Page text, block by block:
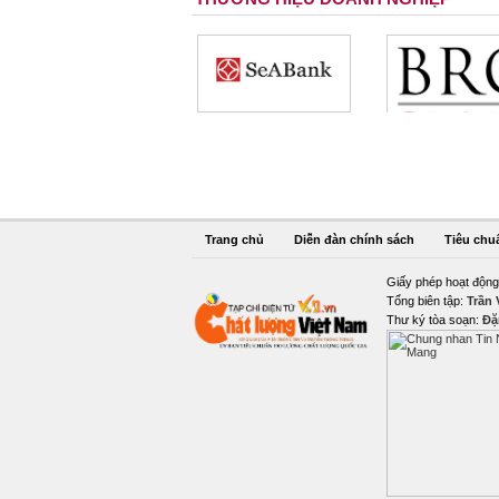
Trang chủ Diễn đàn chính sách Tiêu
Giấy phép hoạt
Tổng biên tập: Trần
Thư ký tòa soạn: